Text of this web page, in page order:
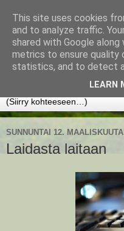
Uusi Suunta - Jokainen
SUNNUNTAI 12.
Laidasta laitaan
This site uses cookies
and to analyze traffic.
shared with Google
metrics to ensure quality
statistics, and to detect
LEARN